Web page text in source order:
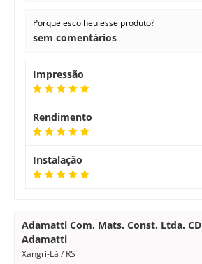
Porque escolheu esse produto?
sem comentários
Impressão
Rendimento
Instalação
Adamatti Com. Mats. Const. Ltda. CD
Adamatti
Xangri-Lá / RS